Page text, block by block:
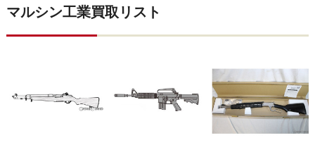
マルシン工業買取リスト